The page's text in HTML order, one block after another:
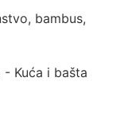
bambus,